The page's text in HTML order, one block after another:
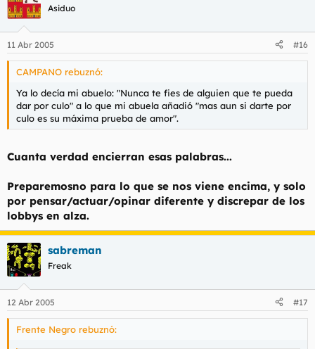
Asiduo
11 Abr 2005 #16
CAMPANO rebuznó:
Ya lo decía mi abuelo: "Nunca te fies de alguien que te pueda
dar por culo" a lo que mi abuela añadió "mas aun si darte por
culo es su máxima prueba de amor".
Cuanta verdad encierran esas palabras...
Preparemosno para lo que se nos viene encima, y solo
por pensar/actuar/opinar diferente y discrepar de los
lobbys en alza.
sabreman
Freak
12 Abr 2005 #17
Frente Negro rebuznó: